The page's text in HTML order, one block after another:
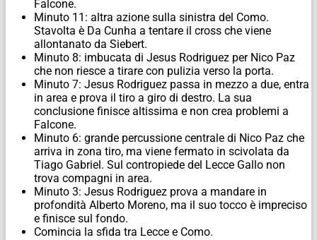
Falcone.
Minuto 11: altra azione sulla sinistra del Como.
Stavolta è Da Cunha a tentare il cross che viene
allontanato da Siebert.
Minuto 8: imbucata di Jesus Rodriguez per Nico Paz
che non riesce a tirare con pulizia verso la porta.
Minuto 7: Jesus Rodriguez passa in mezzo a due, entra
in area e prova il tiro a giro di destro. La sua
conclusione finisce altissima e non crea problemi a
Falcone.
Minuto 6: grande percussione centrale di Nico Paz che
arriva in zona tiro, ma viene fermato in scivolata da
Tiago Gabriel. Sul contropiede del Lecce Gallo non
trova compagni in area.
Minuto 3: Jesus Rodriguez prova a mandare in
profondità Alberto Moreno, ma il suo tocco è impreciso
e finisce sul fondo.
Comincia la sfida tra Lecce e Como.